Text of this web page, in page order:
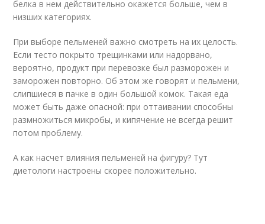
белка в нем действительно окажется больше, чем в
низших категориях.
При выборе пельменей важно смотреть на их целость.
Если тесто покрыто трещинками или надорвано,
вероятно, продукт при перевозке был разморожен и
заморожен повторно. Об этом же говорят и пельмени,
слипшиеся в пачке в один большой комок. Такая еда
может быть даже опасной: при оттаивании способны
размножиться микробы, и кипячение не всегда решит
потом проблему.
А как насчет влияния пельменей на фигуру? Тут
диетологи настроены скорее положительно.